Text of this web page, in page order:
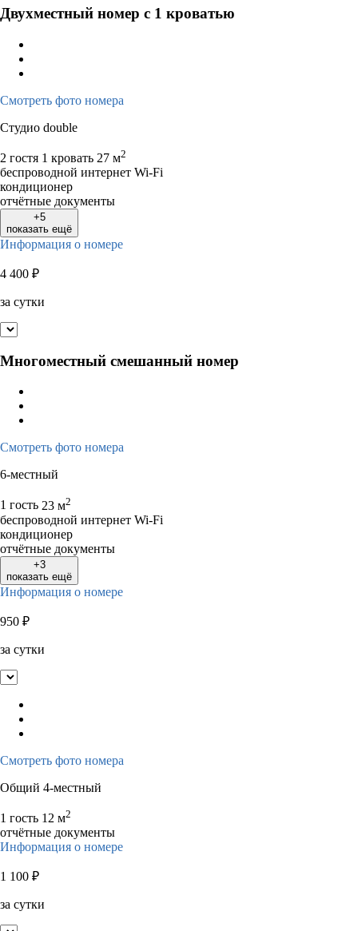
Двухместный номер с 1 кроватью
Смотреть фото номера
Студио double
2 гостя 1 кровать 27 м2
беспроводной интернет Wi-Fi
кондиционер
отчётные документы
+5
показать ещё
Информация о номере
4 400 ₽
за сутки
Многоместный смешанный номер
Смотреть фото номера
6-местный
1 гость 23 м2
беспроводной интернет Wi-Fi
кондиционер
отчётные документы
+3
показать ещё
Информация о номере
950 ₽
за сутки
Смотреть фото номера
Общий 4-местный
1 гость 12 м2
отчётные документы
Информация о номере
1 100 ₽
за сутки